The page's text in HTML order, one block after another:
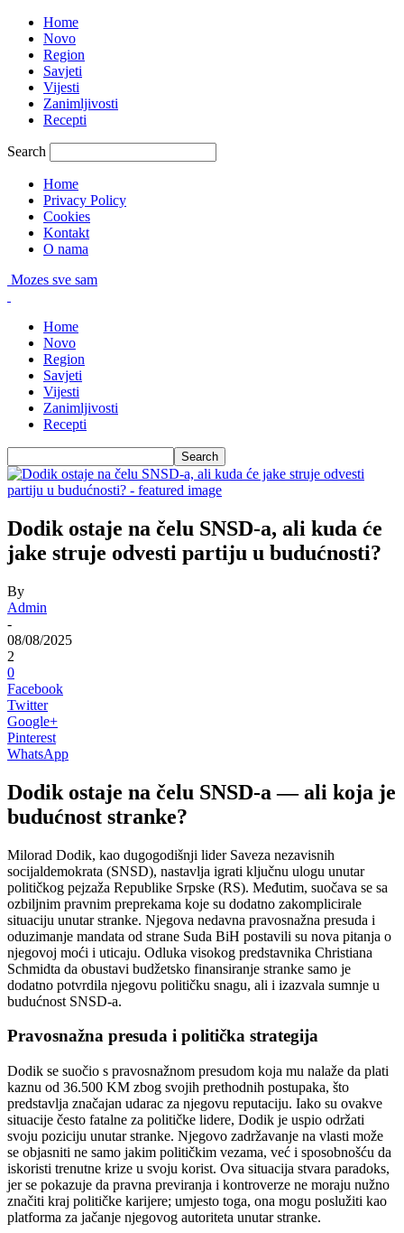
Home
Novo
Region
Savjeti
Vijesti
Zanimljivosti
Recepti
Search
Home
Privacy Policy
Cookies
Kontakt
O nama
Mozes sve sam
Home
Novo
Region
Savjeti
Vijesti
Zanimljivosti
Recepti
Dodik ostaje na čelu SNSD-a, ali kuda će
jake struje odvesti partiju u budućnosti?
By
Admin
-
08/08/2025
2
0
Facebook
Twitter
Google+
Pinterest
WhatsApp
Dodik ostaje na čelu SNSD-a — ali koja je
budućnost stranke?
Milorad Dodik, kao dugogodišnji lider Saveza nezavisnih
socijaldemokrata (SNSD), nastavlja igrati ključnu ulogu unutar
političkog pejzaža Republike Srpske (RS). Međutim, suočava se sa
ozbiljnim pravnim preprekama koje su dodatno zakomplicirale
situaciju unutar stranke. Njegova nedavna pravosnažna presuda i
oduzimanje mandata od strane Suda BiH postavili su nova pitanja o
njegovoj moći i uticaju. Odluka visokog predstavnika Christiana
Schmidta da obustavi budžetsko finansiranje stranke samo je
dodatno potvrdila njegovu političku snagu, ali i izazvala sumnje u
budućnost SNSD-a.
Pravosnažna presuda i politička strategija
Dodik se suočio s pravosnažnom presudom koja mu nalaže da plati
kaznu od 36.500 KM zbog svojih prethodnih postupaka, što
predstavlja značajan udarac za njegovu reputaciju. Iako su ovakve
situacije često fatalne za političke lidere, Dodik je uspio održati
svoju poziciju unutar stranke. Njegovo zadržavanje na vlasti može
se objasniti ne samo jakim političkim vezama, već i sposobnošću da
iskoristi trenutne krize u svoju korist. Ova situacija stvara paradoks,
jer se pokazuje da pravna previranja i kontroverze ne moraju nužno
značiti kraj političke karijere; umjesto toga, ona mogu poslužiti kao
platforma za jačanje njegovog autoriteta unutar stranke.